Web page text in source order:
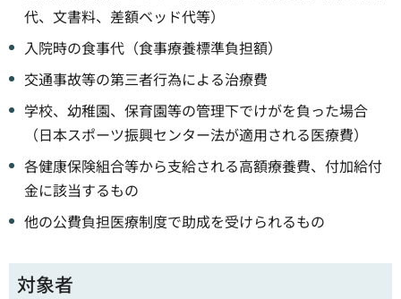
代、文書料、差額ベッド代等）
入院時の食事代（食事療養標準負担額）
交通事故等の第三者行為による治療費
学校、幼稚園、保育園等の管理下でけがを負った場合
（日本スポーツ振興センター法が適用される医療費）
各健康保険組合等から支給される高額療養費、付加給付
金に該当するもの
他の公費負担医療制度で助成を受けられるもの
対象者